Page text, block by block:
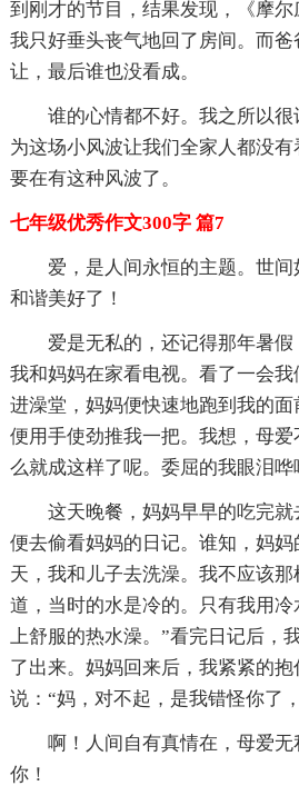
到刚才的节目，结果发现，《摩
我只好垂头丧气地回了房间。而
让，最后谁也没看成。
谁的心情都不好。我之所以
为这场小风波让我们全家人都没
要在有这种风波了。
七年级优秀作文300字 篇7
爱，是人间永恒的主题。世
和谐美好了！
爱是无私的，还记得那年暑假
我和妈妈在家看电视。看了一会
进澡堂，妈妈便快速地跑到我的面
便用手使劲推我一把。我想，母
么就成这样了呢。委屈的我眼泪哗
这天晚餐，妈妈早早的吃完
便去偷看妈妈的日记。谁知，妈
天，我和儿子去洗澡。我不应该
道，当时的水是冷的。只有我用
上舒服的热水澡。”看完日记后，
了出来。妈妈回来后，我紧紧的
说：“妈，对不起，是我错怪你了
啊！人间自有真情在，母爱
你！